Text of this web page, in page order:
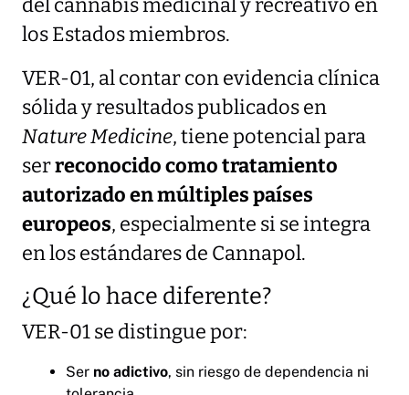
del cannabis medicinal y recreativo en
los Estados miembros.
VER-01, al contar con evidencia clínica
sólida y resultados publicados en
Nature Medicine, tiene potencial para
serreconocido como tratamiento
autorizado en múltiples países
europeos, especialmente si se integra
en los estándares de Cannapol.
¿Qué lo hace diferente?
VER-01 se distingue por:
Ser no adictivo, sin riesgo de dependencia ni